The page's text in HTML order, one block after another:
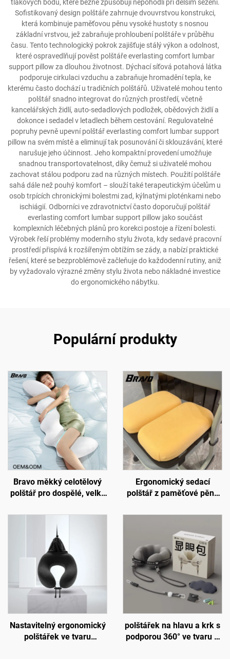
tlakových bodů, které běžně způsobují nepohodlí při delším sezení.
Sofistikovaný design polštáře zahrnuje dvouvrstvou konstrukci,
která kombinuje paměťovou pěnu vysoké hustoty s nosnou
základní vrstvou, jež zabraňuje prohloubení polštáře v průběhu
času. Tento technologický pokrok zajišťuje stálý výkon a odolnost,
které ospravedlňují pověst polštáře everlasting comfort lumbar
support pillow za dlouhou životnost. Dýchací síťová potahová látka
podporuje cirkulaci vzduchu a zabraňuje hromadění tepla, ke
kterému často dochází u tradičních polštářů. Uživatelé mohou tento
polštář snadno integrovat do různých prostředí, včetně
kancelářských židlí, auto-sedadlových podložek, obědových židlí a
dokonce i sedadel v letadlech během cestování. Regulovatelné
popruhy pevně upevní polštář everlasting comfort lumbar support
pillow na svém místě a eliminují tak posunování či sklouzávání, které
narušuje jeho účinnost. Jeho kompaktní provedení umožňuje
snadnou transportovatelnost, díky čemuž si uživatelé mohou
zachovat stálou podporu zad na různých místech. Použití polštáře
sahá dále než pouhý komfort – slouží také terapeutickým účelům u
osob trpících chronickými bolestmi zad, kýlnatými ploténkami nebo
ischiágií. Odborníci ve zdravotnictví často doporučují polštář
everlasting comfort lumbar support pillow jako součást
komplexních léčebných plánů pro korekci postoje a řízení bolesti.
Výrobek řeší problémy moderního stylu života, kdy sedavé pracovní
prostředí přispívá k rozšířeným obtížím se zády, a nabízí praktické
řešení, které se bezproblémově začleňuje do každodenní rutiny, aniž
by vyžadovalo výrazné změny stylu života nebo nákladné investice
do ergonomického nábytku.
Populární produkty
Bravo měkký celotělový
polštář pro dospělé, velký
na boku, těhotenský
polštář, tělový polštář BP-2
Ergonomický sedací
polštář z paměťové pěny
popruhem, nastavitelný
Nastavitelný ergonomický
polštářek ve tvaru
polštářek na hlavu a krk s
podporou 360° ve tvaru U